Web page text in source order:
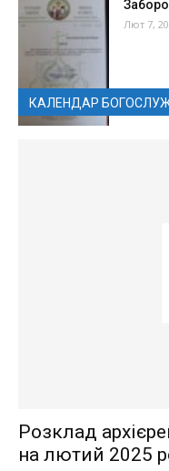
Лют 7,
КАЛЕНДАР
Розклад
на лютий 2025